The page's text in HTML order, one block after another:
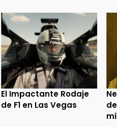
El Impactante Rodaje
de F1 en Las Vegas